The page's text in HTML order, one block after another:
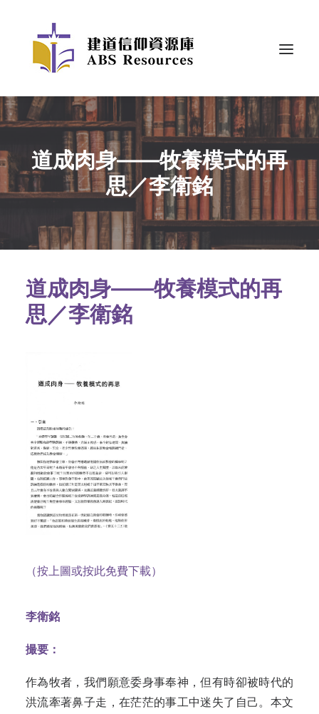
道成肉身——牧養模式的再
思／李衛銘
道成肉身——牧養模式的再
思／李衛銘
（按上圖或按此免費下載）
李衛銘
撮要：
作為牧者，我們願意委身事奉神，但有時卻被時代的
洪流牽著鼻子走，在茫茫的事工中迷失了自己。本文